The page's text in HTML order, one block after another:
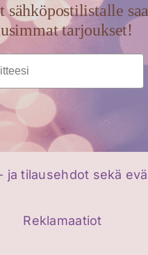
sähköpostilistalle
tarjoukset!
ja tilausehdot sekä
Reklamaatiot